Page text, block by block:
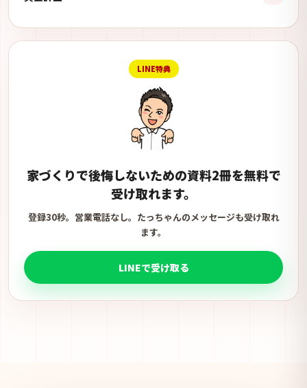
LINE特典
家づくりで後悔しないための資料2冊を無料で
受け取れます。
登録30秒。営業電話なし。たっちゃんのメッセージも受け取れ
ます。
LINEで受け取る